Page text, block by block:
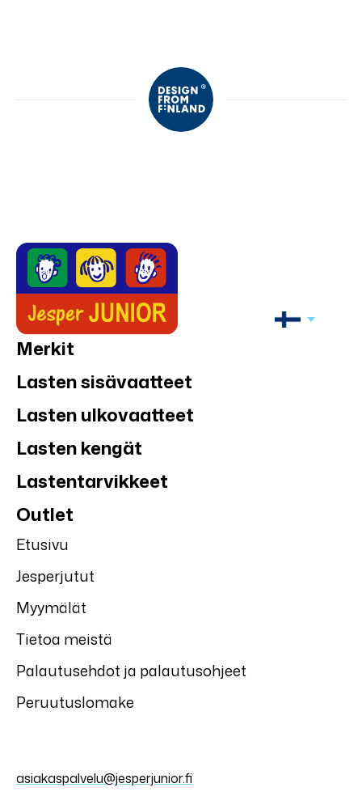
Merkit
Lasten sisävaatteet
Lasten ulkovaatteet
Lasten kengät
Lastentarvikkeet
Outlet
Etusivu
Jesperjutut
Myymälät
Tietoa meistä
Palautusehdot ja palautusohjeet
Peruutuslomake
asiakaspalvelu@jesperjunior.fi